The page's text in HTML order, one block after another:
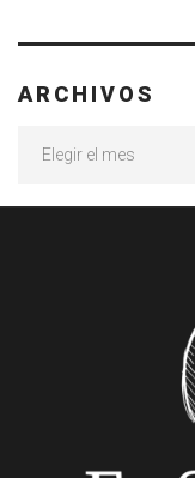
ARCHIVOS